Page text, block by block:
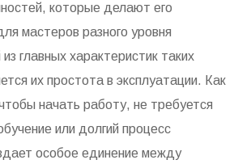
которые делают его
мастеров разного уровня
главных характеристик таких
их простота в эксплуатации. Как
начать работу, не требуется
или долгий процесс
особое единение между